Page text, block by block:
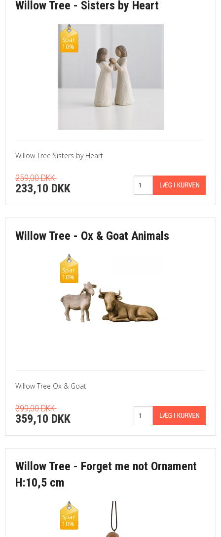
Willow Tree - Sisters by Heart
Spar
10%
Willow Tree Sisters by Heart
259,00 DKK
233,10 DKK
Willow Tree - Ox & Goat Animals
Spar
10%
Willow Tree Ox & Goat
399,00 DKK
359,10 DKK
Willow Tree - Forget me not Ornament
H:10,5 cm
Spar
10%